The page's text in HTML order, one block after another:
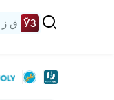
ق ز ЎЗ